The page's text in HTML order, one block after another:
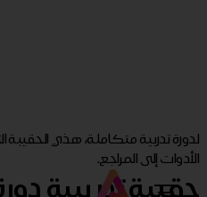
لدورة تدربية متكاملة، هذي
الأدوات إلى المراجع.
حقيبة تدريبية